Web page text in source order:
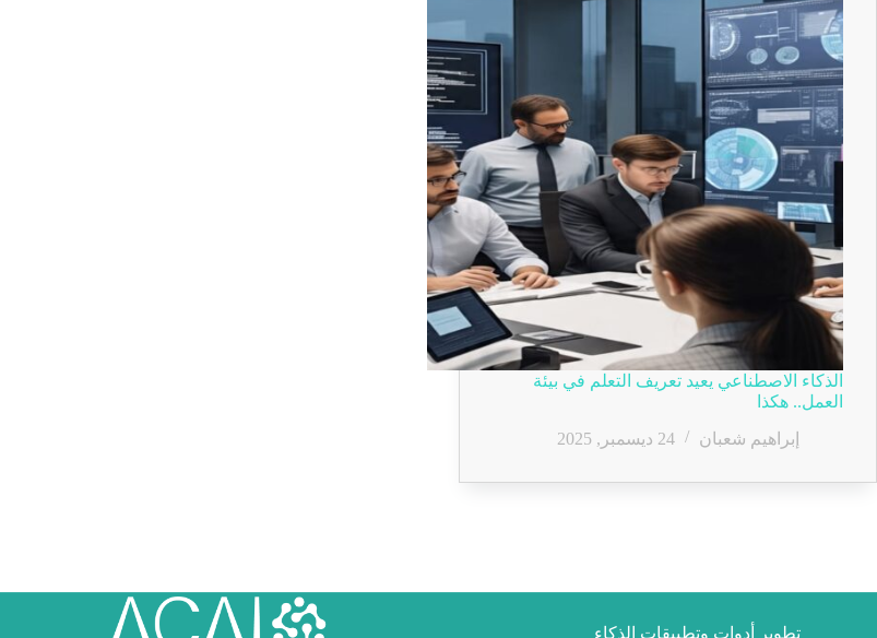
الذكاء الاصطناعي يعيد تعريف التعلم في بيئة
العمل.. هكذا
إبراهيم شعبان
24 ديسمبر, 2025
تطوير أدوات وتطبيقات الذكاء